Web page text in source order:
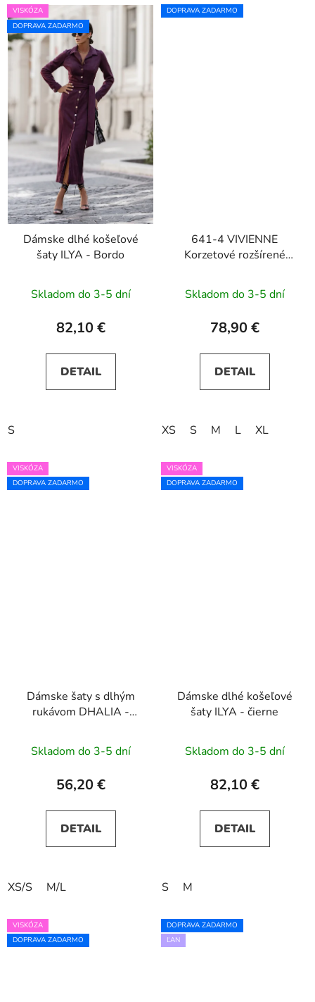
VISKÓZA
DOPRAVA ZADARMO
Dámske dlhé košeľové
šaty ILYA - Bordo
Skladom do 3-5 dní
82,10 €
DETAIL
S
DOPRAVA ZADARMO
641-4 VIVIENNE
Korzetové rozšírené
béžové
Skladom do 3-5 dní
78,90 €
DETAIL
XS S M L XL
VISKÓZA
DOPRAVA ZADARMO
Dámske šaty s dlhým
rukávom DHALIA -
Skladom do 3-5 dní
56,20 €
DETAIL
XS/S M/L
VISKÓZA
DOPRAVA ZADARMO
Dámske dlhé košeľové
šaty ILYA - čierne
Skladom do 3-5 dní
82,10 €
DETAIL
S M
VISKÓZA
DOPRAVA ZADARMO
DOPRAVA ZADARMO
ĽAN